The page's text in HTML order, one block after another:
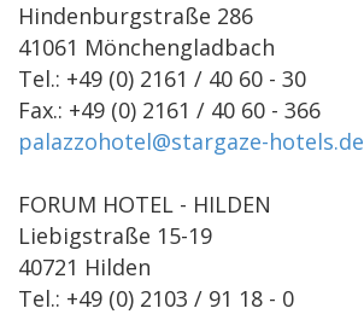
Hindenburgstraße 286
41061 Mönchengladbach
Tel.: +49 (0) 2161 / 40 60 - 30
Fax.: +49 (0) 2161 / 40 60 - 366
palazzohotel@stargaze-hotels.de
FORUM HOTEL - HILDEN
Liebigstraße 15-19
40721 Hilden
Tel.: +49 (0) 2103 / 91 18 - 0